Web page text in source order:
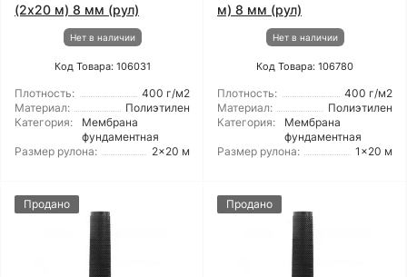
(2x20 м) 8 мм (рул)
Нет в наличии
Код Товара: 106031
Плотность:
400 г/м2
Материал:
Полиэтилен
Категория:
Мембрана
фундаментная
Размер рулона:
2x20 м
м) 8 мм (рул)
Нет в наличии
Код Товара: 106780
Плотность:
400 г/м2
Материал:
Полиэтилен
Категория:
Мембрана
фундаментная
Размер рулона:
1x20 м
Продано Продано